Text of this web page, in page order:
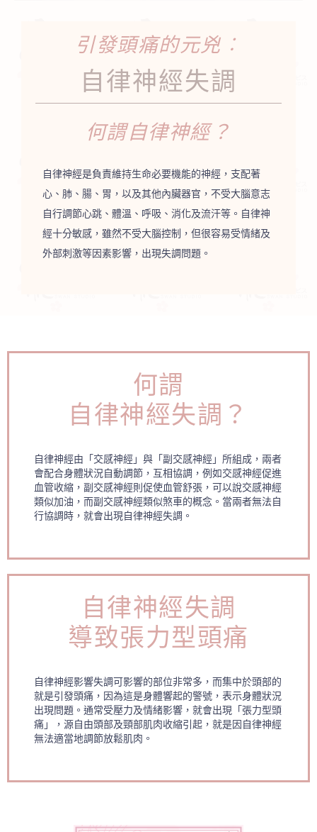
引發頭痛的元兇︰
自律神經失調
何謂自律神經？
自律神經是負責維持生命必要機能的神經，支配著
心、肺、腸、胃，以及其他內臟器官，不受大腦意志
自行調節心跳、體溫、呼吸、消化及流汗等。自律神
經十分敏感，雖然不受大腦控制，但很容易受情緒及
外部刺激等因素影響，出現失調問題。
何謂
自律神經失調？
自律神經由「交感神經」與「副交感神經」所組成，兩者
會配合身體狀況自動調節，互相協調，例如交感神經促進
血管收縮，副交感神經則促使血管舒張，可以說交感神經
類似加油，而副交感神經類似煞車的概念。當兩者無法自
行協調時，就會出現自律神經失調。
自律神經失調
導致張力型頭痛
自律神經影響失調可影響的部位非常多，而集中於頭部的
就是引發頭痛，因為這是身體響起的警號，表示身體狀況
出現問題。通常受壓力及情緒影響，就會出現「張力型頭
痛」，源自由頭部及頸部肌肉收縮引起，就是因自律神經
無法適當地調節放鬆肌肉。